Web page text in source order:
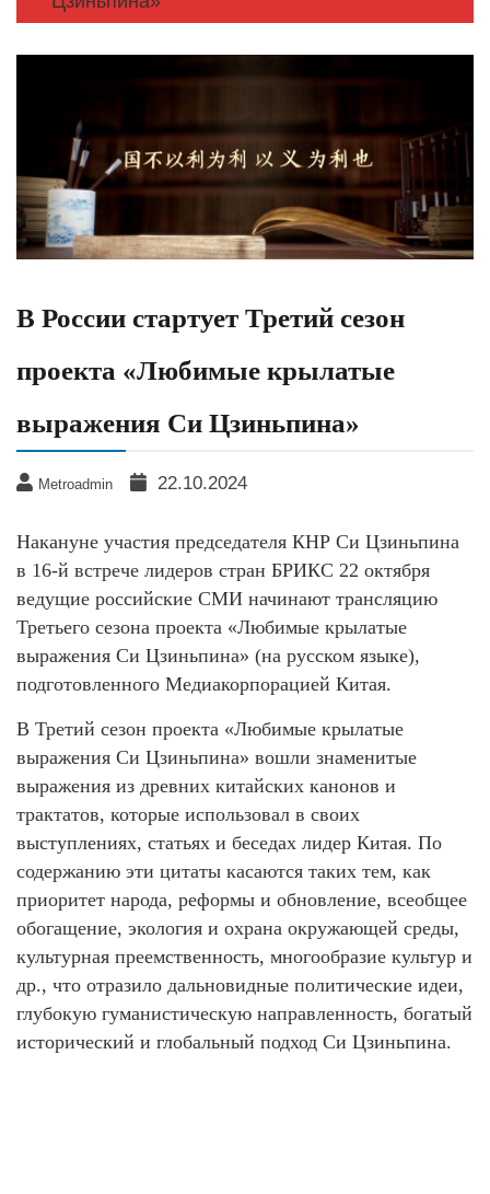
В России стартует Третий сезон
проекта «Любимые крылатые
выражения Си Цзиньпина»
Metroadmin 22.10.2024
Накануне участия председателя КНР Си Цзиньпина
в 16-й встрече лидеров стран БРИКС 22 октября
ведущие российские СМИ начинают трансляцию
Третьего сезона проекта «Любимые крылатые
выражения Си Цзиньпина» (на русском языке),
подготовленного Медиакорпорацией Китая.
В Третий сезон проекта «Любимые крылатые
выражения Си Цзиньпина» вошли знаменитые
выражения из древних китайских канонов и
трактатов, которые использовал в своих
выступлениях, статьях и беседах лидер Китая. По
содержанию эти цитаты касаются таких тем, как
приоритет народа, реформы и обновление, всеобщее
обогащение, экология и охрана окружающей среды,
культурная преемственность, многообразие культур и
др., что отразило дальновидные политические идеи,
глубокую гуманистическую направленность, богатый
исторический и глобальный подход Си Цзиньпина.